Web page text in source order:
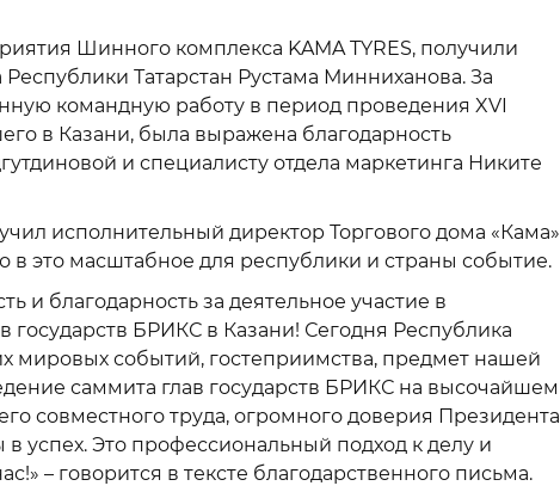
Шинного комплекса KAMA TYRES, получили
Татарстан Рустама Минниханова. За
командную работу в период проведения XVI
в Казани, была выражена благодарность
и специалисту отдела маркетинга Никите
исполнительный директор Торгового дома «Кама»
это масштабное для республики и страны событие.
благодарность за деятельное участие в
государств БРИКС в Казани! Сегодня Республика
мировых событий, гостеприимства, предмет нашей
саммита глав государств БРИКС на высочайшем
совместного труда, огромного доверия Президента
успех. Это профессиональный подход к делу и
– говорится в тексте благодарственного письма.